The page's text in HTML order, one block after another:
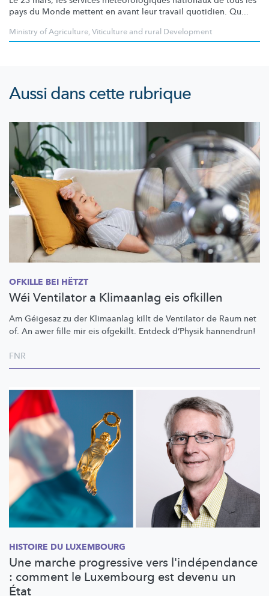
pays du Monde mettent en avant leur travail quotidien. Qu...
Ministry of Agriculture, Viticulture and rural Development
Aussi dans cette rubrique
OFKILLE BEI HËTZT
Wéi Ventilator a Klimaanlag eis ofkillen
Am Géigesaz zu der Klimaanlag killt de Ventilator de Raum net
of. An awer fille mir eis ofgekillt. Entdeck d’Physik hannendrun!
FNR
HISTOIRE DU LUXEMBOURG
Une marche progressive vers l'indépendance
: comment le Luxembourg est devenu un
État